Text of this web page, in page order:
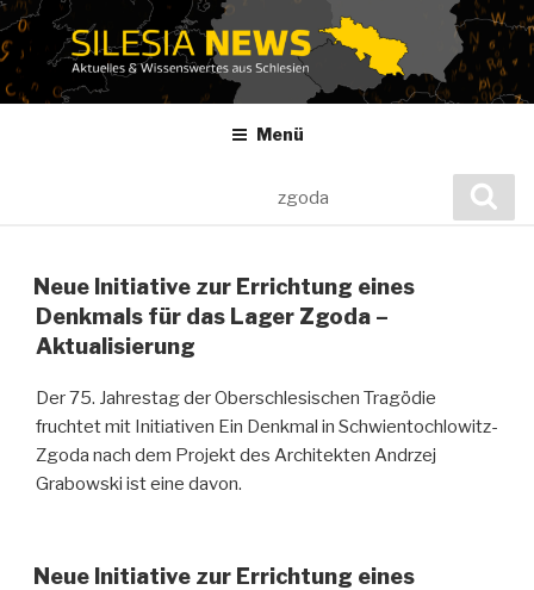
Zum
Inhalt
springen
Menü
Neue Initiative zur Errichtung eines
Denkmals für das Lager Zgoda –
Aktualisierung
Der 75. Jahrestag der Oberschlesischen Tragödie
fruchtet mit Initiativen Ein Denkmal in Schwientochlowitz-
Zgoda nach dem Projekt des Architekten Andrzej
Grabowski ist eine davon.
Neue Initiative zur Errichtung eines